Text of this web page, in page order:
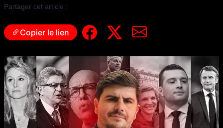
Partager cet article :
Copier le lien